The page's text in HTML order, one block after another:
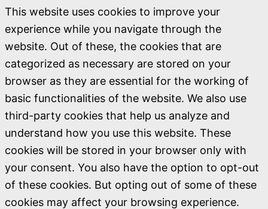
This website uses cookies to improve your
experience while you navigate through the
website. Out of these, the cookies that are
categorized as necessary are stored on your
browser as they are essential for the working of
basic functionalities of the website. We also use
third-party cookies that help us analyze and
understand how you use this website. These
cookies will be stored in your browser only with
your consent. You also have the option to opt-out
of these cookies. But opting out of some of these
cookies may affect your browsing experience.